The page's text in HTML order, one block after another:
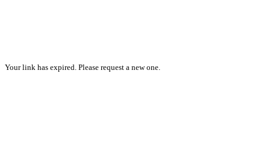
Your link has expired. Please request a new one.